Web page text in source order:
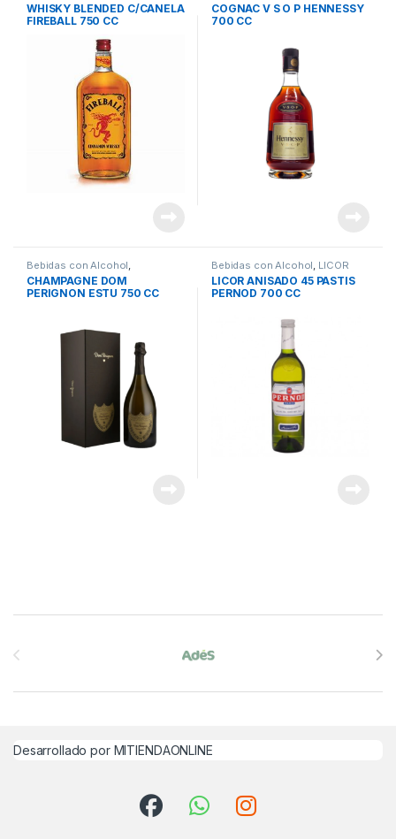
WHISKY BLENDED C/CANELA
FIREBALL 750 CC
COGNAC V S O P HENNESSY
700 CC
Bebidas con Alcohol
CHAMPAGNE
CHAMPAGNE DOM
PERIGNON ESTU 750 CC
Bebidas con Alcohol LICOR
LICOR ANISADO 45 PASTIS
PERNOD 700 CC
Desarrollado por MITIENDAONLINE